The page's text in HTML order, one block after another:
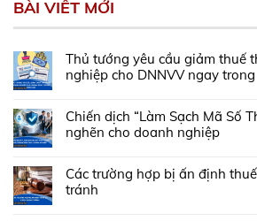
BÀI VIẾT MỚI
Thủ tướng yêu cầu giảm thuế
nghiệp cho DNNVV ngay
Chiến dịch “Làm Sạch Mã Số
nghẽn cho doanh nghiệp
Các trường hợp bị ấn định
tránh